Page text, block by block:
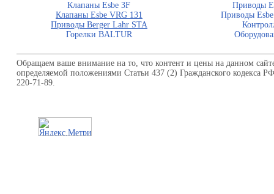
Клапаны Esbe 3F
Приводы
Клапаны Esbe VRG 131
Приводы
Приводы Berger Lahr STA
Горелки BALTUR
Обращаем ваше внимание на то, что контент и цены на данном
определяемой положениями Статьи 437 (2) Гражданского кодекса
220-71-89.